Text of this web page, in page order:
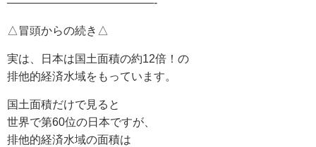
—————————————-
△冒頭からの続き△
実は、日本は国土面積の約12倍！の
排他的経済水域をもっています。
国土面積だけで見ると
世界で第60位の日本ですが、
排他的経済水域の面積は